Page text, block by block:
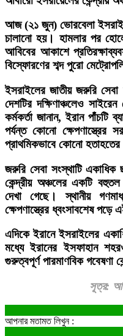
আজ (২১ জুন) ভোরবেলা
চালানো হয়। হামলার পর
আবিবের আকাশে
বিস্ফোরণের শব্দ পুরো
ইসরাইলের জাতীয় জরুরি সেবা
দেশটির দক্ষিণাঞ্চলেও
কর্মকর্তা জানান, ইরান পাঁচটি
পর্যন্ত কোনো ক্ষেপণাস্ত্রের
প্রাথমিকভাবে কোনো
জরুরি সেবা সংস্থাটি একাধিক
কেন্দ্রীয় অঞ্চলের একটি
দেখা গেছে। স্থানীয়
ক্ষেপণাস্ত্রের ধ্বংসাবশেষ
এদিকে ইরানে ইসরাইলের
মধ্যে ইরানের ইসফাহান
গুরুত্বপূর্ণ পারমাণবিক গবেষণা
সূত্র: আল
আপনার মতামত লিখুন :